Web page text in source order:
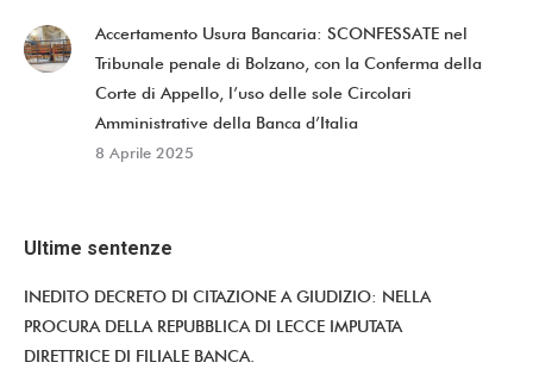
Accertamento Usura Bancaria: SCONFESSATE nel
Tribunale penale di Bolzano, con la Conferma della
Corte di Appello, l’uso delle sole Circolari
Amministrative della Banca d’Italia
8 Aprile 2025
Ultime sentenze
INEDITO DECRETO DI CITAZIONE A GIUDIZIO: NELLA
PROCURA DELLA REPUBBLICA DI LECCE IMPUTATA
DIRETTRICE DI FILIALE BANCA.